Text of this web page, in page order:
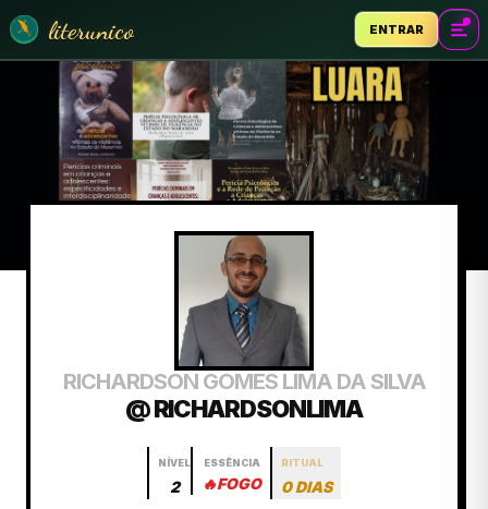
literunico ENTRAR
RICHARDSON GOMES LIMA DA SILVA
@ RICHARDSONLIMA
NÍVEL
2
ESSÊNCIA
🔥FOGO
RITUAL
0 DIAS